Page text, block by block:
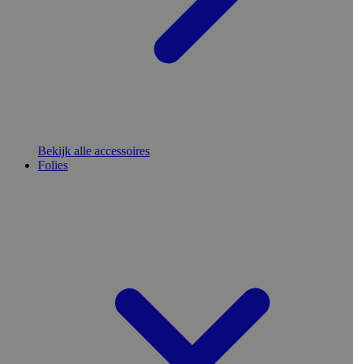
Bekijk alle accessoires
Folies